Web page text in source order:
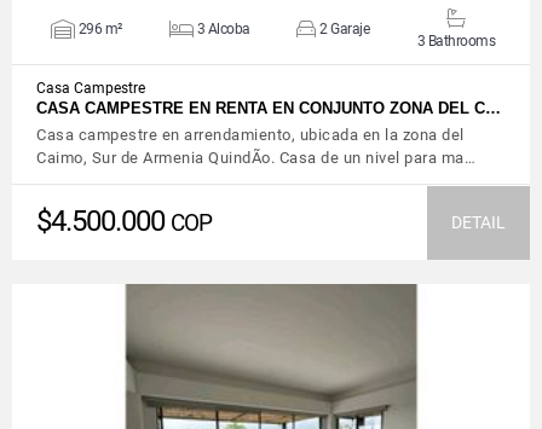
296 m² 3 Alcoba 2 Garaje
3 Bathrooms
Casa Campestre
CASA CAMPESTRE EN RENTA EN CONJUNTO ZONA DEL C…
Casa campestre en arrendamiento, ubicada en la zona del
Caimo, Sur de Armenia QuindÃ­o. Casa de un nivel para ma…
$4.500.000 COP DETAIL